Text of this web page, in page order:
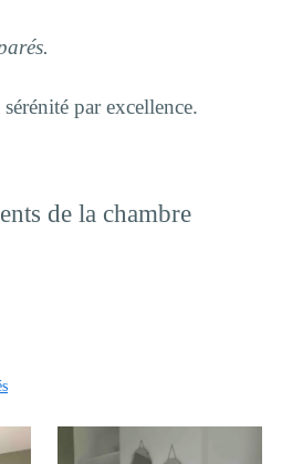
par excellence.
de la chambre